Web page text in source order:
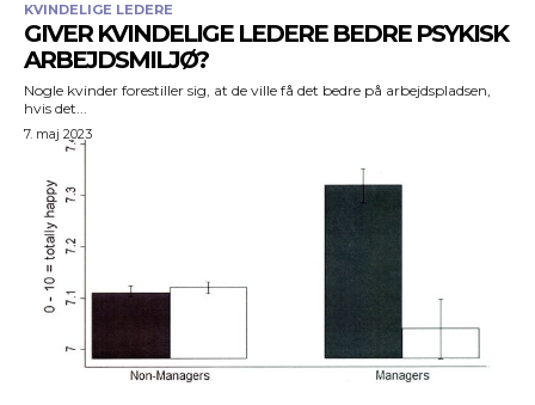
KVINDELIGE LEDERE
GIVER KVINDELIGE LEDERE BEDRE PSYKISK
ARBEJDSMILJØ?
Nogle kvinder forestiller sig, at de ville få det bedre på arbejdspladsen,
hvis det...
7. maj 2023